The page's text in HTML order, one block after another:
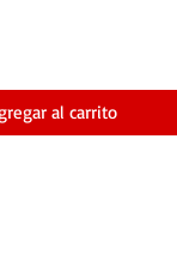
al carrito